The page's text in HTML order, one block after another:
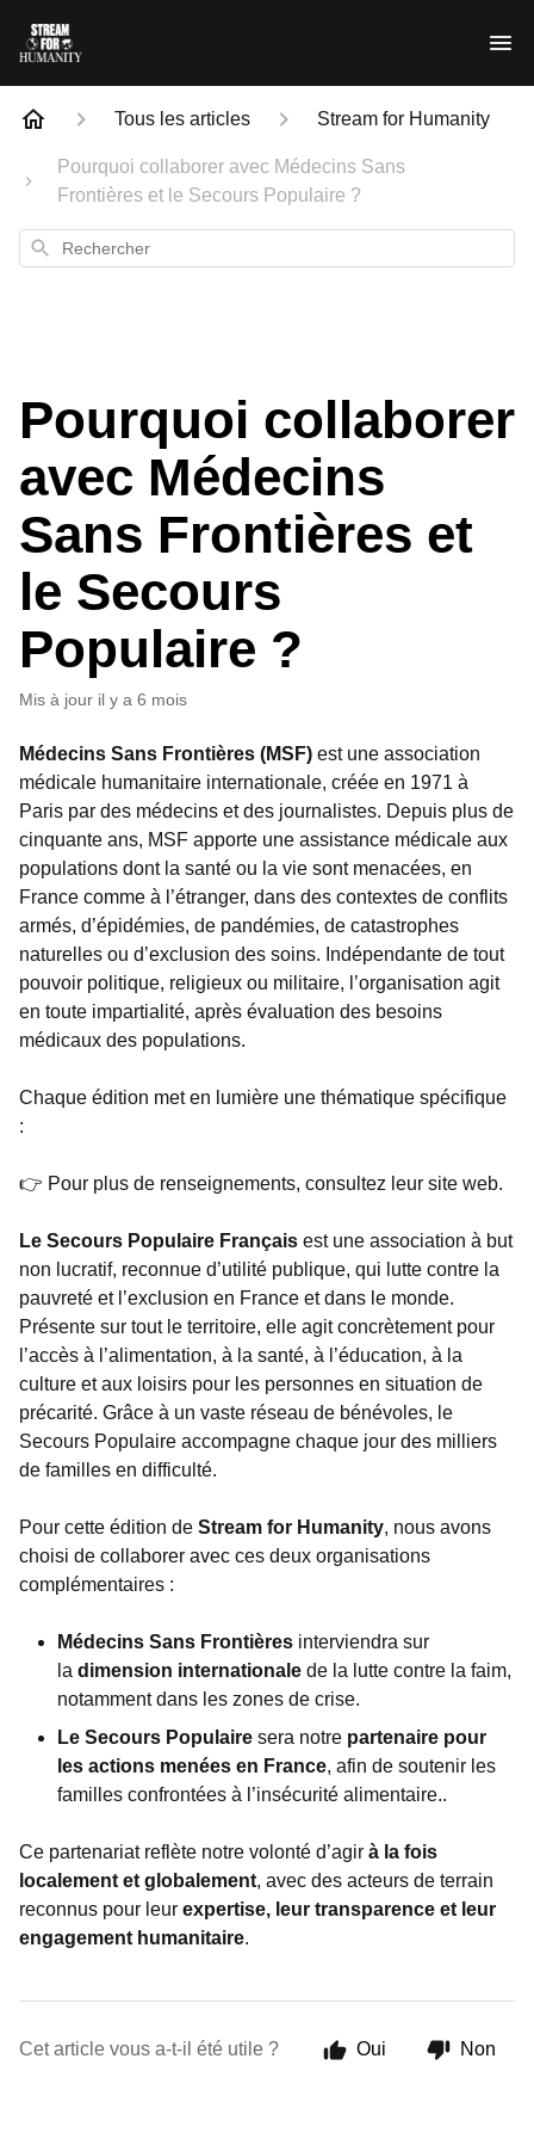
Tous les articles Stream for Humanity
Pourquoi collaborer avec Médecins Sans
Frontières et le Secours Populaire ?
Rechercher
Pourquoi collaborer
avec Médecins
Sans Frontières et
le Secours
Populaire ?
Mis à jour il y a 6 mois
Médecins Sans Frontières (MSF) est une association
médicale humanitaire internationale, créée en 1971 à
Paris par des médecins et des journalistes. Depuis plus de
cinquante ans, MSF apporte une assistance médicale aux
populations dont la santé ou la vie sont menacées, en
France comme à l’étranger, dans des contextes de conflits
armés, d’épidémies, de pandémies, de catastrophes
naturelles ou d’exclusion des soins. Indépendante de tout
pouvoir politique, religieux ou militaire, l’organisation agit
en toute impartialité, après évaluation des besoins
médicaux des populations.
Chaque édition met en lumière une thématique spécifique
:
👉 Pour plus de renseignements, consultez leur site web.
Le Secours Populaire Français est une association à but
non lucratif, reconnue d’utilité publique, qui lutte contre la
pauvreté et l’exclusion en France et dans le monde.
Présente sur tout le territoire, elle agit concrètement pour
l’accès à l’alimentation, à la santé, à l’éducation, à la
culture et aux loisirs pour les personnes en situation de
précarité. Grâce à un vaste réseau de bénévoles, le
Secours Populaire accompagne chaque jour des milliers
de familles en difficulté.
Pour cette édition de Stream for Humanity, nous avons
choisi de collaborer avec ces deux organisations
complémentaires :
Médecins Sans Frontières interviendra sur
la dimension internationale de la lutte contre la faim,
notamment dans les zones de crise.
Le Secours Populaire sera notre partenaire pour
les actions menées en France, afin de soutenir les
familles confrontées à l’insécurité alimentaire..
Ce partenariat reflète notre volonté d’agir à la fois
localement et globalement, avec des acteurs de terrain
reconnus pour leur expertise, leur transparence et leur
engagement humanitaire.
Cet article vous a-t-il été utile ? Oui Non